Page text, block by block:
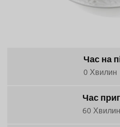
Час на
0 Хвилин
Час
60 Хвилин